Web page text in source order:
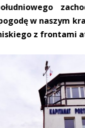
w naszym
z frontami